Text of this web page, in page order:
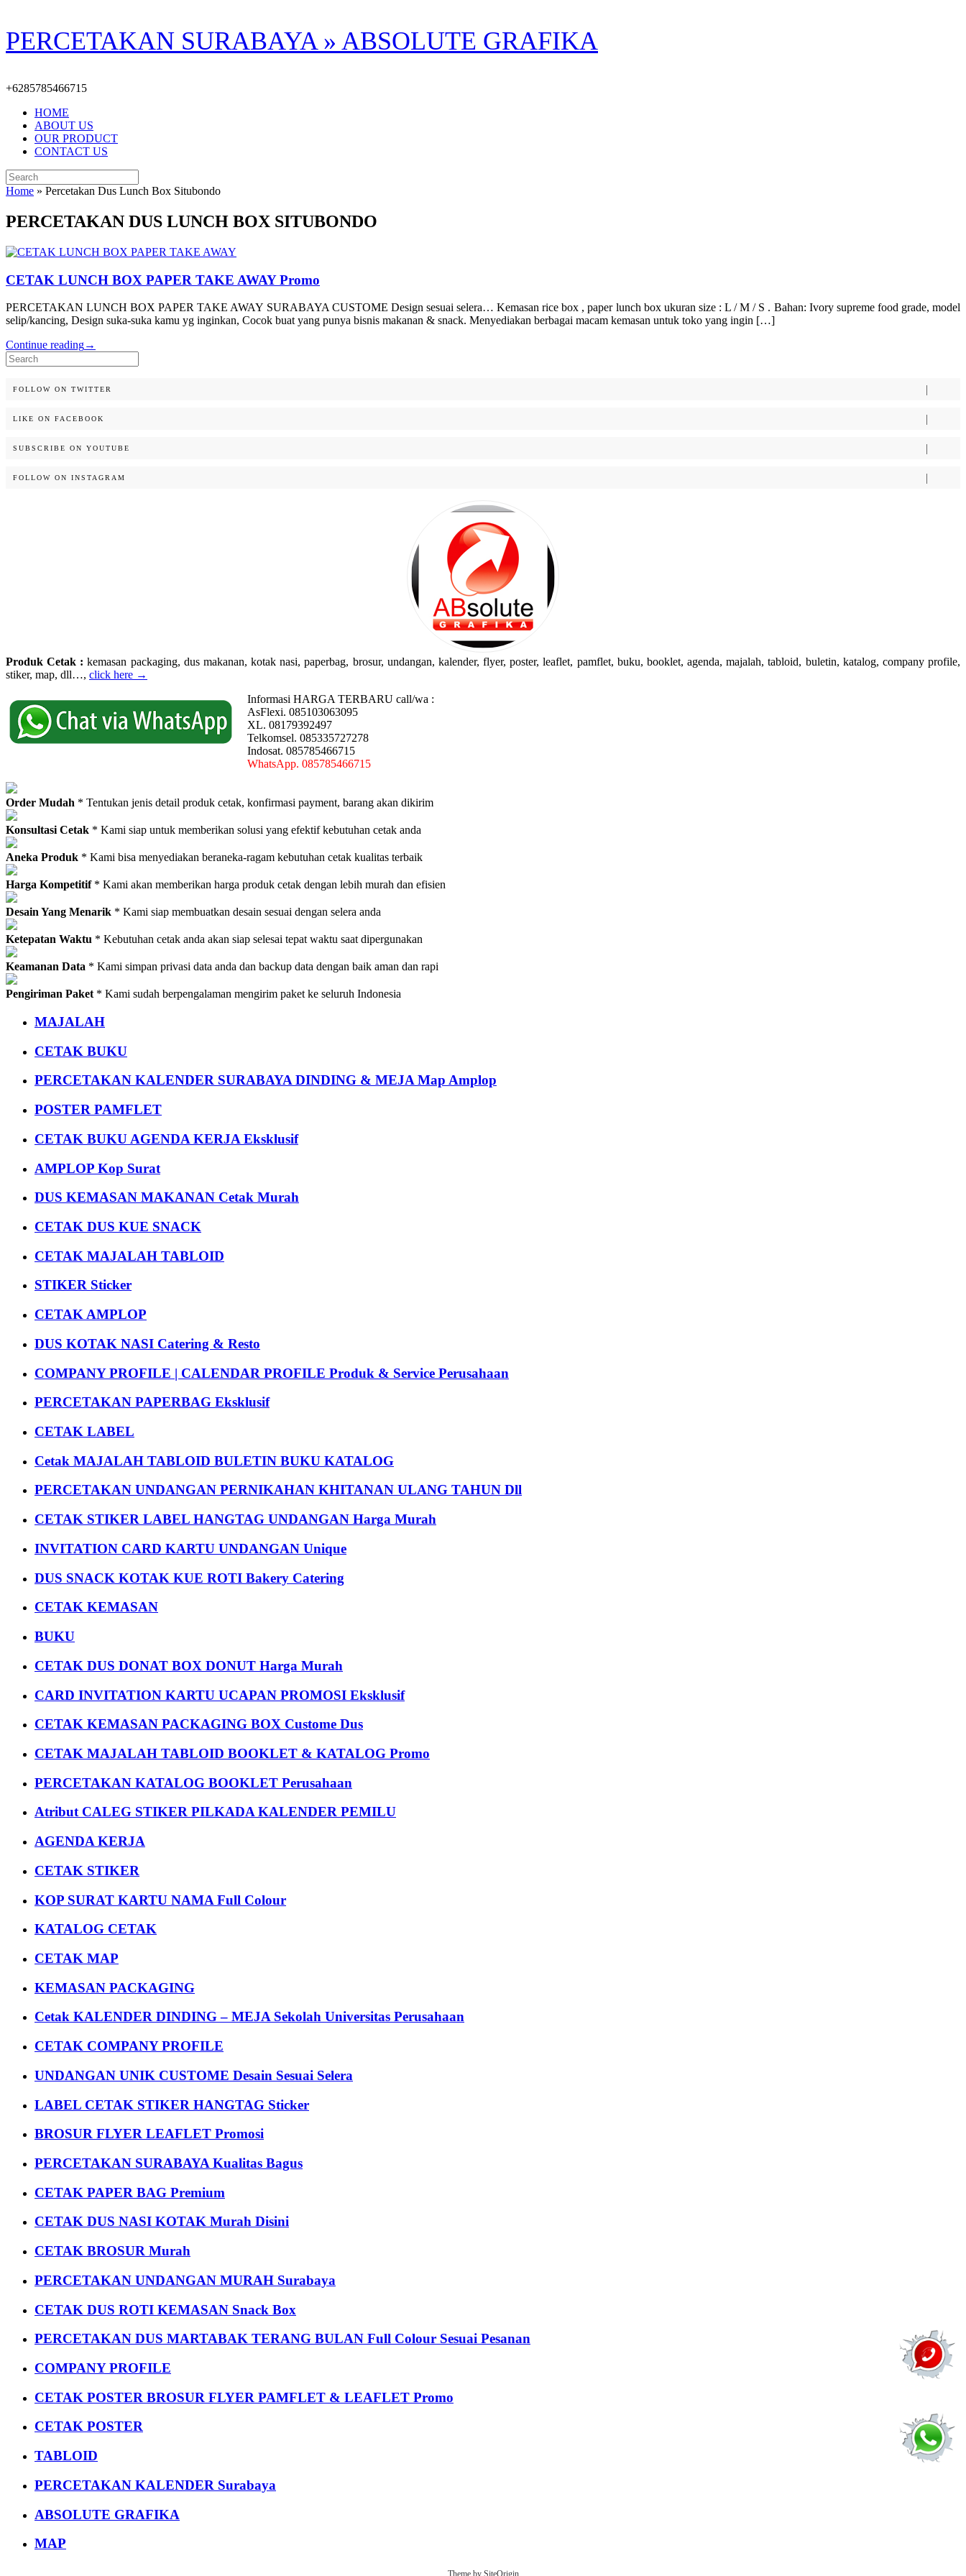
Skip
to
content
PERCETAKAN SURABAYA » ABSOLUTE GRAFIKA
+6285785466715
HOME
ABOUT US
OUR PRODUCT
CONTACT US
Search
for:
Home » Percetakan Dus Lunch Box Situbondo
PERCETAKAN DUS LUNCH BOX SITUBONDO
CETAK LUNCH BOX PAPER TAKE AWAY Promo
PERCETAKAN LUNCH BOX PAPER TAKE AWAY SURABAYA CUSTOME Design sesuai selera… Kemasan rice box , paper lunch box ukuran size : L / M / S . Bahan: Ivory supreme food grade, model
selip/kancing, Design suka-suka kamu yg inginkan, Cocok buat yang punya bisnis makanan & snack. Menyediakan berbagai macam kemasan untuk toko yang ingin […]
Continue reading→
Search
for:
FOLLOW ON TWITTER
LIKE ON FACEBOOK
SUBSCRIBE ON YOUTUBE
FOLLOW ON INSTAGRAM
Produk Cetak : kemasan packaging, dus makanan, kotak nasi, paperbag, brosur, undangan, kalender, flyer, poster, leaflet, pamflet, buku, booklet, agenda, majalah, tabloid, buletin, katalog, company profile,
stiker, map, dll…, click here →
Informasi HARGA TERBARU call/wa :
AsFlexi. 085103063095
XL. 08179392497
Telkomsel. 085335727278
Indosat. 085785466715
WhatsApp. 085785466715
Order Mudah * Tentukan jenis detail produk cetak, konfirmasi payment, barang akan dikirim
Konsultasi Cetak * Kami siap untuk memberikan solusi yang efektif kebutuhan cetak anda
Aneka Produk * Kami bisa menyediakan beraneka-ragam kebutuhan cetak kualitas terbaik
Harga Kompetitif* Kami akan memberikan harga produk cetak dengan lebih murah dan efisien
Desain Yang Menarik * Kami siap membuatkan desain sesuai dengan selera anda
Ketepatan Waktu * Kebutuhan cetak anda akan siap selesai tepat waktu saat dipergunakan
Keamanan Data * Kami simpan privasi data anda dan backup data dengan baik aman dan rapi
Pengiriman Paket * Kami sudah berpengalaman mengirim paket ke seluruh Indonesia
MAJALAH
CETAK BUKU
PERCETAKAN KALENDER SURABAYA DINDING & MEJA Map Amplop
POSTER PAMFLET
CETAK BUKU AGENDA KERJA Eksklusif
AMPLOP Kop Surat
DUS KEMASAN MAKANAN Cetak Murah
CETAK DUS KUE SNACK
CETAK MAJALAH TABLOID
STIKER Sticker
CETAK AMPLOP
DUS KOTAK NASI Catering & Resto
COMPANY PROFILE | CALENDAR PROFILE Produk & Service Perusahaan
PERCETAKAN PAPERBAG Eksklusif
CETAK LABEL
Cetak MAJALAH TABLOID BULETIN BUKU KATALOG
PERCETAKAN UNDANGAN PERNIKAHAN KHITANAN ULANG TAHUN Dll
CETAK STIKER LABEL HANGTAG UNDANGAN Harga Murah
INVITATION CARD KARTU UNDANGAN Unique
DUS SNACK KOTAK KUE ROTI Bakery Catering
CETAK KEMASAN
BUKU
CETAK DUS DONAT BOX DONUT Harga Murah
CARD INVITATION KARTU UCAPAN PROMOSI Eksklusif
CETAK KEMASAN PACKAGING BOX Custome Dus
CETAK MAJALAH TABLOID BOOKLET & KATALOG Promo
PERCETAKAN KATALOG BOOKLET Perusahaan
Atribut CALEG STIKER PILKADA KALENDER PEMILU
AGENDA KERJA
CETAK STIKER
KOP SURAT KARTU NAMA Full Colour
KATALOG CETAK
CETAK MAP
KEMASAN PACKAGING
Cetak KALENDER DINDING – MEJA Sekolah Universitas Perusahaan
CETAK COMPANY PROFILE
UNDANGAN UNIK CUSTOME Desain Sesuai Selera
LABEL CETAK STIKER HANGTAG Sticker
BROSUR FLYER LEAFLET Promosi
PERCETAKAN SURABAYA Kualitas Bagus
CETAK PAPER BAG Premium
CETAK DUS NASI KOTAK Murah Disini
CETAK BROSUR Murah
PERCETAKAN UNDANGAN MURAH Surabaya
CETAK DUS ROTI KEMASAN Snack Box
PERCETAKAN DUS MARTABAK TERANG BULAN Full Colour Sesuai Pesanan
COMPANY PROFILE
CETAK POSTER BROSUR FLYER PAMFLET & LEAFLET Promo
CETAK POSTER
TABLOID
PERCETAKAN KALENDER Surabaya
ABSOLUTE GRAFIKA
MAP
Theme by SiteOrigin